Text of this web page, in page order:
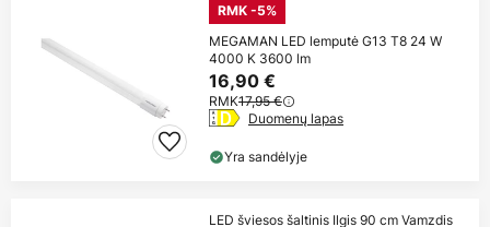
RMK -5%
MEGAMAN LED lemputė G13 T8 24 W
4000 K 3600 lm
16,90 €
RMK17,95 €
Duomenų lapas
Yra sandėlyje
LED šviesos šaltinis Ilgis 90 cm Vamzdis